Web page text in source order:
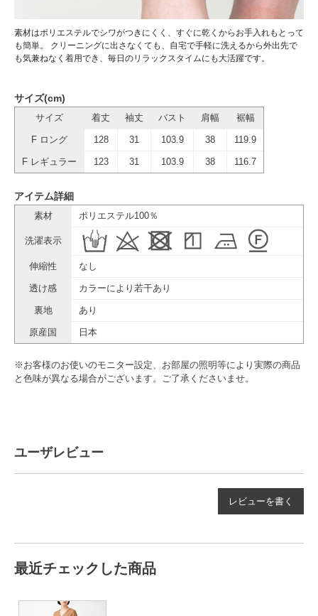
素材はポリエステルでシワがつきにくく、すぐに乾くからお手入れもとって
も簡単。 クリーニングに出さなくても、自宅で手軽に洗えるから外出先で
も気兼ねなく着用でき、毎日のリラックスタイムにも大活躍です。
サイズ(cm)
サイズ 着丈 袖丈 バスト 肩幅 裾幅
F ロング 128 31 103.9 38 119.9
F レギュラー 123 31 103.9 38 116.7
アイテム詳細
素材 ポリエステル100％
洗濯表示
伸縮性 なし
透け感 カラーにより若干あり
裏地 あり
原産国 日本
※お客様のお使いのモニター設定、お部屋の照明等により実際の商品
と色味が異なる場合がございます。ご了承くださいませ。
ユーザレビュー
レビューを書く
最近チェックした商品